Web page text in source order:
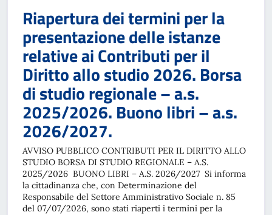
Riapertura dei termini per la
presentazione delle istanze
relative ai Contributi per il
Diritto allo studio 2026. Borsa
di studio regionale – a.s.
2025/2026. Buono libri – a.s.
2026/2027.
AVVISO PUBBLICO CONTRIBUTI PER IL DIRITTO ALLO
STUDIO BORSA DI STUDIO REGIONALE – A.S.
2025/2026 BUONO LIBRI – A.S. 2026/2027 Si informa
la cittadinanza che, con Determinazione del
Responsabile del Settore Amministrativo Sociale n. 85
del 07/07/2026, sono stati riaperti i termini per la